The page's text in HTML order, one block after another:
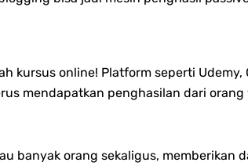
kursus online! Platform seperti
mendapatkan penghasilan dari
banyak orang sekaligus, memberikan